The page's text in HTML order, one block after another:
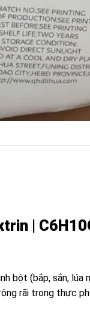
|
bột (bắp, sắn, lúa
rãi trong thực